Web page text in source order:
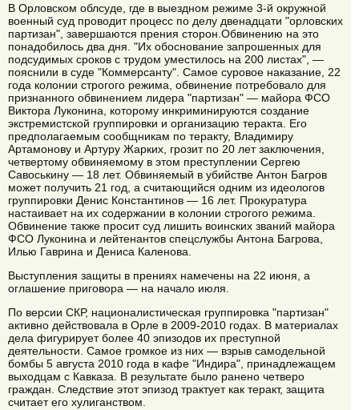
В Орловском облсуде, где в выездном режиме 3-й окружной
военный суд проводит процесс по делу двенадцати "орловских
партизан", завершаются прения сторон.Обвинению на это
понадобилось два дня. "Их обоснование запрошенных для
подсудимых сроков с трудом уместилось на 200 листах", —
пояснили в суде "Коммерсанту". Самое суровое наказание, 22
года колонии строгого режима, обвинение потребовало для
признанного обвинением лидера "партизан" — майора ФСО
Виктора Луконина, которому инкриминируются создание
экстремистской группировки и организацию теракта. Его
предполагаемым сообщникам по теракту, Владимиру
Артамонову и Артуру Жарких, грозит по 20 лет заключения,
четвертому обвиняемому в этом преступлении Сергею
Савоськину — 18 лет. Обвиняемый в убийстве Антон Багров
может получить 21 год, а считающийся одним из идеологов
группировки Денис Константинов — 16 лет. Прокуратура
настаивает на их содержании в колонии строгого режима.
Обвинение также просит суд лишить воинских званий майора
ФСО Луконина и лейтенантов спецслужбы Антона Багрова,
Илью Гаврина и Дениса Каленова.
Выступления защиты в прениях намечены на 22 июня, а
оглашение приговора — на начало июля.
По версии СКР, националистическая группировка "партизан"
активно действовала в Орле в 2009-2010 годах. В материалах
дела фигурирует более 40 эпизодов их преступной
деятельности. Самое громкое из них — взрыв самодельной
бомбы 5 августа 2010 года в кафе "Индира", принадлежащем
выходцам с Кавказа. В результате было ранено четверо
граждан. Следствие этот эпизод трактует как теракт, защита
считает его хулиганством.